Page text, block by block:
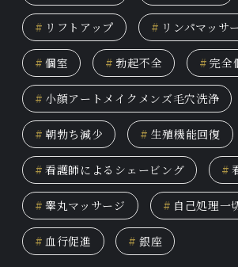
# リフトアップ # リンパマッサ
# 個室 # 勃起不全 # 完全
# 小顔アートメイクメンズ毛穴洗浄
# 朝勃ち減少 # 生殖機能回復
# 看護師によるシェービング #
# 睾丸マッサージ # 自己処理一
# 血行促進 # 銀座